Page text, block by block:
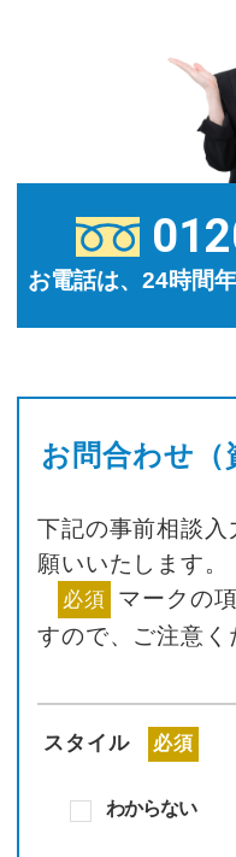
お電話は、24時間
お問合わせ（
下記の事前相談
願いいたします。
必須 マークの
すので、 ご注意く
スタイル 必須
わからない